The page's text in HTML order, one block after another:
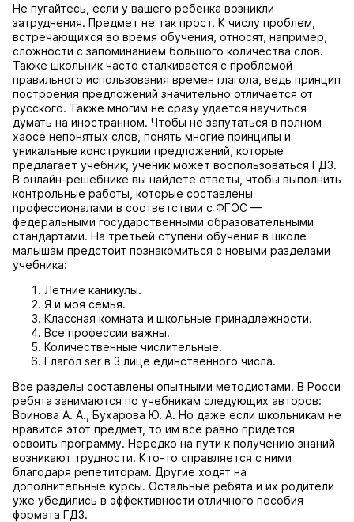
Не пугайтесь, если у вашего ребенка возникли
затруднения. Предмет не так прост. К числу проблем,
встречающихся во время обучения, относят, например,
сложности с запоминанием большого количества слов.
Также школьник часто сталкивается с проблемой
правильного использования времен глагола, ведь принцип
построения предложений значительно отличается от
русского. Также многим не сразу удается научиться
думать на иностранном. Чтобы не запутаться в полном
хаосе непонятых слов, понять многие принципы и
уникальные конструкции предложений, которые
предлагает учебник, ученик может воспользоваться ГДЗ.
В онлайн-решебнике вы найдете ответы, чтобы выполнить
контрольные работы, которые составлены
профессионалами в соответствии с ФГОС —
федеральными государственными образовательными
стандартами. На третьей ступени обучения в школе
малышам предстоит познакомиться с новыми разделами
учебника:
Летние каникулы.
Я и моя семья.
Классная комната и школьные принадлежности.
Все профессии важны.
Количественные числительные.
Глагол ser в 3 лице единственного числа.
Все разделы составлены опытными методистами. В Росси
ребята занимаются по учебникам следующих авторов:
Воинова А. А., Бухарова Ю. А. Но даже если школьникам не
нравится этот предмет, то им все равно придется
освоить программу. Нередко на пути к получению знаний
возникают трудности. Кто-то справляется с ними
благодаря репетиторам. Другие ходят на
дополнительные курсы. Остальные ребята и их родители
уже убедились в эффективности отличного пособия
формата ГДЗ.